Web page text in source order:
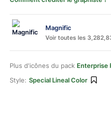
Magnific
Voir toutes les
Plus d'icônes du pack Enterprise
Style: Special Lineal Color